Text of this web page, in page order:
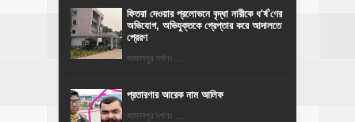
ফিতরা দেওয়ার প্রলোভনে বৃদ্ধা নারীকে ধ'র্ষ'ণের
অভিযোগ, অভিযুক্তকে গ্রেপ্তার করে আদালতে
প্রেরণ
জামালপুর দর্পণঃ ...
প্রতারণার আরেক নাম আলিফ
জামালপুর দর্পণঃ ...